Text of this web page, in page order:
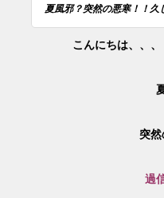
夏風邪？突然の悪寒！！久
こんにちは、、
突然
過